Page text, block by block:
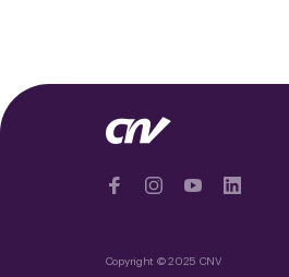
Copyright © 2025 CNV